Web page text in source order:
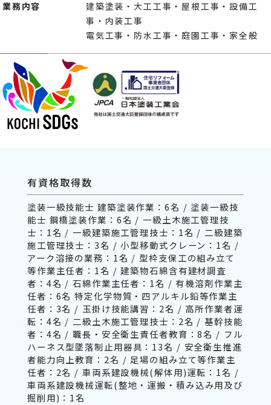
業務内容
建築塗装・大工工事・屋根工事・設備工
事・内装工事
電気工事・防水工事・庭園工事・家全般
有資格取得数
塗装一級技能士 建築塗装作業：6名 / 塗装一級技
能士 鋼橋塗装作業：6名 / 一級土木施工管理技
士：1名 / 一級建築施工管理技士：1名 / 二級建築
施工管理技士：3名 / 小型移動式クレーン：1名 /
アーク溶接の業務：1名 / 型枠支保工の組み立て
等作業主任者：1名 / 建築物石綿含有建材調査
者：4名 / 石綿作業主任者：1名 / 有機溶剤作業主
任者：6名 特定化学物質・四アルキル鉛等作業主
任者：3名 / 玉掛け技能講習：2名 / 高所作業者運
転：4名 / 二級土木施工管理技士：2名 / 基幹技能
者：4名 / 職長・安全衛生責任者教育：8名 / フル
ハーネス型墜落制止用器具：13名 / 安全衛生推進
者能力向上教育：2名 / 足場の組み立て等作業主
任者：2名 / 車両系建設機械(解体用)運転：1名 /
車両系建設機械運転(整地・運搬・積み込み用及び
掘削用)：1名